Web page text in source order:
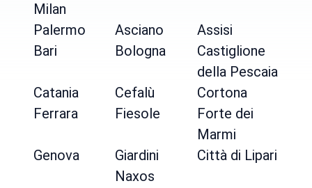
Milan
Palermo Asciano
Assisi
Bari
Bologna
Castiglione
della Pescaia
Catania
Cefalù
Cortona
Ferrara
Fiesole
Forte dei
Marmi
Genova
Giardini
Naxos
Città di Lipari